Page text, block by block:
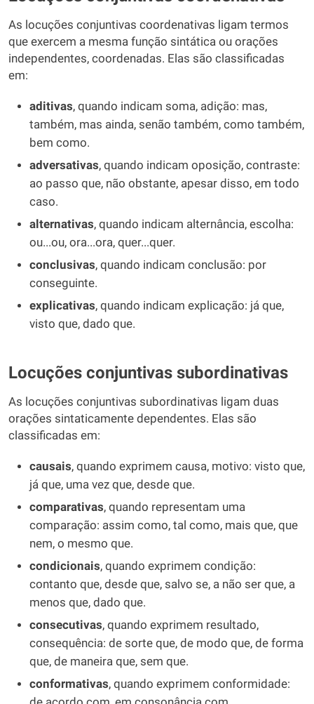
As locuções conjuntivas coordenativas ligam termos
que exercem a mesma função sintática ou orações
independentes, coordenadas. Elas são classificadas
em:
aditivas, quando indicam soma, adição: mas,
também, mas ainda, senão também, como também,
bem como.
adversativas, quando indicam oposição, contraste:
ao passo que, não obstante, apesar disso, em todo
caso.
alternativas, quando indicam alternância, escolha:
ou...ou, ora...ora, quer...quer.
conclusivas, quando indicam conclusão: por
conseguinte.
explicativas, quando indicam explicação: já que,
visto que, dado que.
Locuções conjuntivas subordinativas
As locuções conjuntivas subordinativas ligam duas
orações sintaticamente dependentes. Elas são
classificadas em:
causais, quando exprimem causa, motivo: visto que,
já que, uma vez que, desde que.
comparativas, quando representam uma
comparação: assim como, tal como, mais que, que
nem, o mesmo que.
condicionais, quando exprimem condição:
contanto que, desde que, salvo se, a não ser que, a
menos que, dado que.
consecutivas, quando exprimem resultado,
consequência: de sorte que, de modo que, de forma
que, de maneira que, sem que.
conformativas, quando exprimem conformidade: